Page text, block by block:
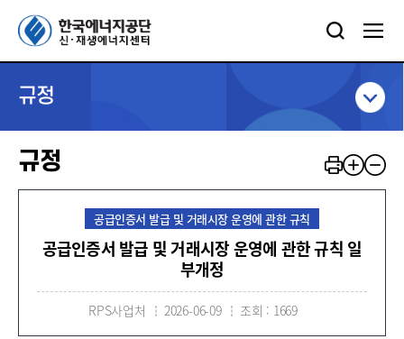
규정
규정
공급인증서 발급 및 거래시장 운영에 관한 규칙
공급인증서 발급 및 거래시장 운영에 관한 규칙 일
부개정
RPS사업처 2026-06-09 조회 : 1669